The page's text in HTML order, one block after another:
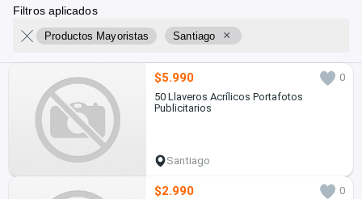
Filtros aplicados
Productos Mayoristas Santiago ×
$5.990
0
50 Llaveros Acrílicos Portafotos
Publicitarios
Santiago
$2.990
0